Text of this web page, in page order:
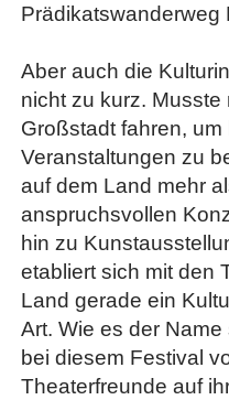
Prädikatswanderweg
Aber auch die
nicht zu kurz.
Großstadt fahren, um
Veranstaltungen zu
auf dem Land mehr
anspruchsvollen
hin zu
etabliert sich mit den
Land gerade ein
Art. Wie es der
bei diesem Festival
Theaterfreunde auf